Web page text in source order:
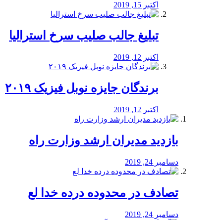
اکتبر 15, 2019
تبلیغ جالب صلیب سرخ استرالیا
اکتبر 12, 2019
برندگان جایزه نوبل فیزیک ۲۰۱۹
اکتبر 12, 2019
بازدید مدیران ارشد وزارت راه
دسامبر 24, 2019
تصادف در محدوده درده خدا لع
دسامبر 24, 2019